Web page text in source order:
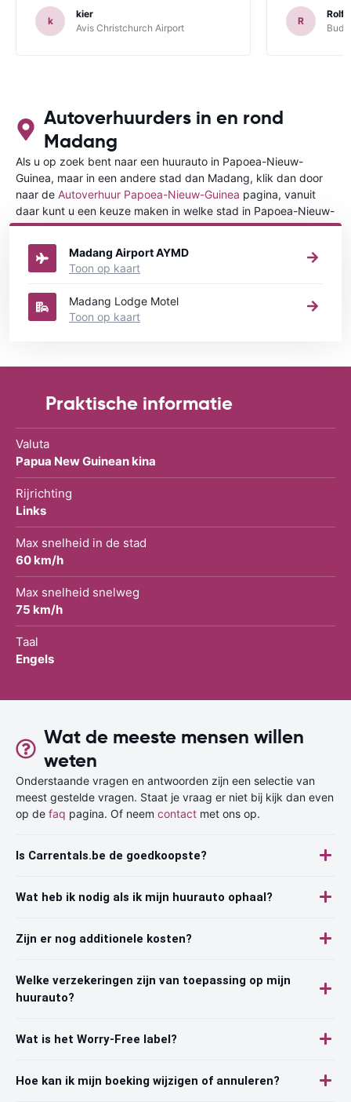
k
kier
Avis Christchurch Airport
R
Rolf
Autoverhuurders in en rond
Madang
Als u op zoek bent naar een huurauto in Papoea-Nieuw-
Guinea, maar in een andere stad dan Madang, klik dan door
naar de Autoverhuur Papoea-Nieuw-Guinea pagina, vanuit
daar kunt u een keuze maken in welke stad in Papoea-Nieuw-
Guinea u een auto huren wilt.
Madang Airport AYMD
Toon op kaart
Madang Lodge Motel
Toon op kaart
Praktische informatie
Valuta
Papua New Guinean kina
Rijrichting
Links
Max snelheid in de stad
60 km/h
Max snelheid snelweg
75 km/h
Taal
Engels
Wat de meeste mensen willen
weten
Onderstaande vragen en antwoorden zijn een selectie van
meest gestelde vragen. Staat je vraag er niet bij kijk dan even
op de faq pagina. Of neem contact met ons op.
Is Carrentals.be de goedkoopste?
Wat heb ik nodig als ik mijn huurauto ophaal?
Zijn er nog additionele kosten?
Welke verzekeringen zijn van toepassing op mijn
huurauto?
Wat is het Worry-Free label?
Hoe kan ik mijn boeking wijzigen of annuleren?